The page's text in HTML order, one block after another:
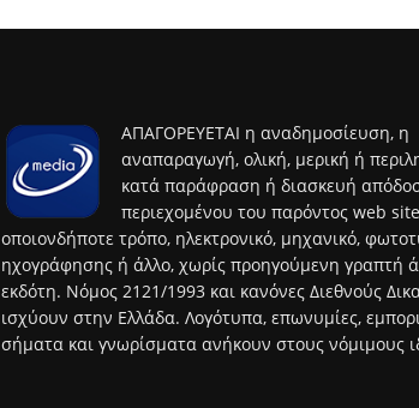
ΑΠΑΓΟΡΕΥΕΤΑΙ η αναδημοσίευση, η
αναπαραγωγή, ολική, μερική ή
κατά παράφραση ή διασκευή
περιεχομένου του παρόντος web
οποιονδήποτε τρόπο, ηλεκτρονικό, μηχανικό,
ηχογράφησης ή άλλο, χωρίς προηγούμενη γραπτή
εκδότη. Νόμος 2121/1993 και κανόνες Διεθνούς
ισχύουν στην Ελλάδα. Λογότυπα, επωνυμίες,
σήματα και γνωρίσματα ανήκουν στους νόμιμους